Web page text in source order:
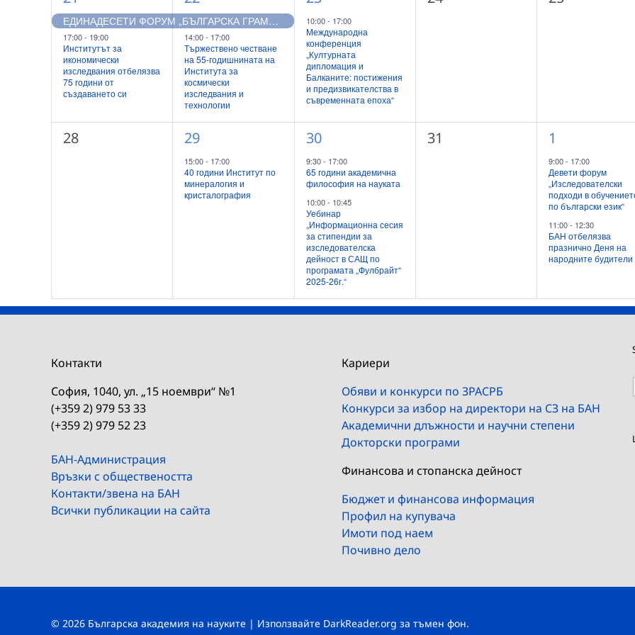
събития,
ЕДИНАДЕСЕТИ ФОРУМ „БЪЛГАРСКА ГРАМАТИКА“
17:00- 19:00
Институтът за
икономически
изследвания отбелязва
75 години от
създаването си
събития,
14:00- 17:00
Тържествено честване
на 55-годишнината на
Института за
космически
изследвания и
технологии
събитие,
10:00- 17:00
Международна
конференция
„Културната
дипломация и
Балканите: постижения
и предизвикателства в
съвременната епоха“
0
28
1
събитие,
29
15:00- 17:00
40 години Институт по
минералогия и
кристалография
2
събития,
30
9:30- 17:00
65 години академична
философия на науката
10:00- 10:45
Уебинар
„Информационна сесия
за стипендии за
изследователска
дейност в САЩ по
програмата „Фулбрайт“
2025-26г.“
0
31
2
събития,
1
9:00- 17:00
Девети форум
„Изследователски
подходи в
по български език“
11:00- 12:30
БАН отбелязва
празнично Деня на
народните будители
Контакти
София, 1040, ул. „15 ноември“ №1
(+359 2) 979 53 33
(+359 2) 979 52 23
БАН-Администрация
Връзки с обществеността
Контакти/звена на БАН
Всички публикации на сайта
Кариери
Обяви и конкурси по ЗРАСРБ
Конкурси за избор на директори на СЗ на БАН
Академични длъжности и научни степени
Докторски програми
Финансова и стопанска дейност
Бюджет и финансова информация
Профил на купувача
Имоти под наем
Почивно дело
© 2026 Българска академия на науките | Използвайте DarkReader.org за тъмен фон.